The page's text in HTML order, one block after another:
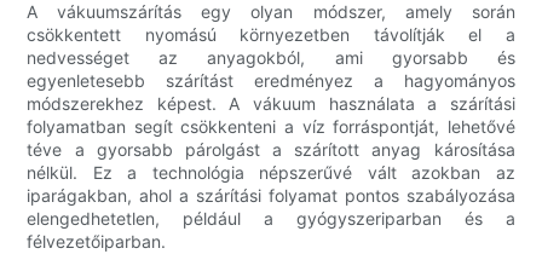
A vákuumszárítás egy olyan módszer, amely során
csökkentett nyomású környezetben távolítják el a
nedvességet az anyagokból, ami gyorsabb és
egyenletesebb szárítást eredményez a hagyományos
módszerekhez képest. A vákuum használata a szárítási
folyamatban segít csökkenteni a víz forráspontját, lehetővé
téve a gyorsabb párolgást a szárított anyag károsítása
nélkül. Ez a technológia népszerűvé vált azokban az
iparágakban, ahol a szárítási folyamat pontos szabályozása
elengedhetetlen, például a gyógyszeriparban és a
félvezetőiparban.